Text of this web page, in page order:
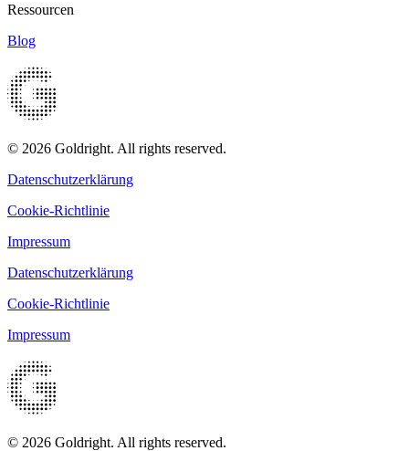
Ressourcen
Blog
© 2026 Goldright. All rights reserved.
Datenschutzerklärung
Cookie-Richtlinie
Impressum
Datenschutzerklärung
Cookie-Richtlinie
Impressum
© 2026 Goldright. All rights reserved.